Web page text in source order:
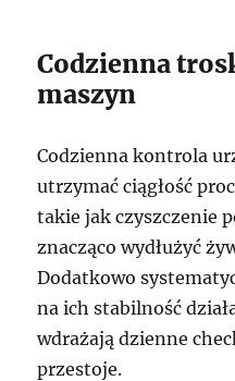
Codzienna
maszyn
Codzienna kontrola
utrzymać ciągłość
takie jak czyszczenie
znacząco wydłużyć
Dodatkowo
na ich stabilność
wdrażają dzienne
przestoje.